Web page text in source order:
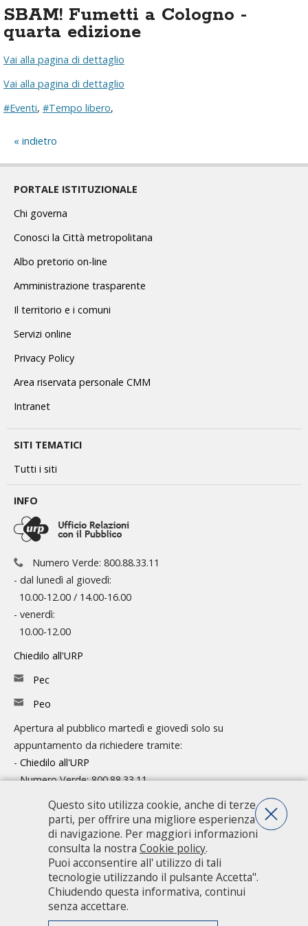
SBAM! Fumetti a Cologno -
quarta edizione
Vai alla pagina di dettaglio
Vai alla pagina di dettaglio
#Eventi, #Tempo libero,
indietro
PORTALE ISTITUZIONALE
Chi governa
Conosci la Città metropolitana
Albo pretorio on-line
Amministrazione trasparente
Il territorio e i comuni
Servizi online
Privacy Policy
Area riservata personale CMM
Intranet
SITI TEMATICI
Tutti i siti
INFO
Numero Verde: 800.88.33.11
- dal lunedì al giovedì:
10.00-12.00 / 14.00-16.00
- venerdì:
10.00-12.00
Chiedilo all'URP
Pec
Peo
Apertura al pubblico martedì e giovedì solo su
appuntamento da richiedere tramite:
- Chiedilo all'URP
- Numero Verde: 800.88.33.11
Consulta l'organigramma
Accedi agli atti
Guida pratica ai servizi e alla modulistica
Città metropolitana di Milano - Via Vivaio, 1 - 20122 Milano - centralino
02 7740.1 |PEC - Posta Elettronica Certificata
Questo sito utilizza cookie, anche di terze
parti, per offrire una migliore esperienza
di navigazione. Per maggiori informazioni
consulta la nostra Cookie policy.
Puoi acconsentire all' utilizzo di tali
tecnologie utilizzando il pulsante Accetta".
Chiudendo questa informativa, continui
senza accettare.